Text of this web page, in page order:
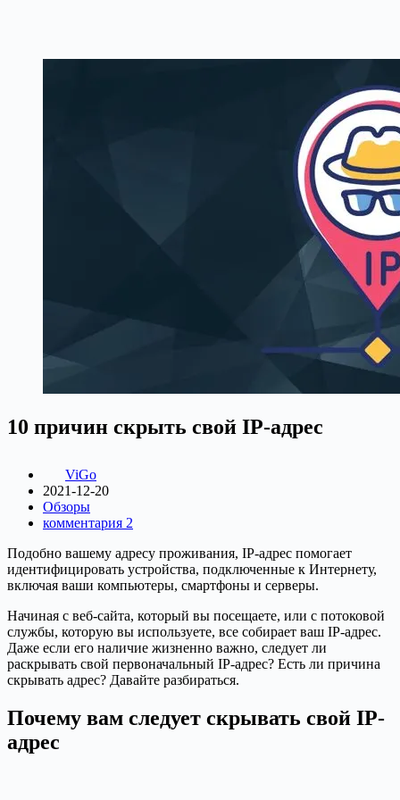
10 причин скрыть свой IP-адрес
ViGo
2021-12-20
Обзоры
комментария 2
Подобно вашему адресу проживания, IP-адрес помогает
идентифицировать устройства, подключенные к Интернету,
включая ваши компьютеры, смартфоны и серверы.
Начиная с веб-сайта, который вы посещаете, или с потоковой
службы, которую вы используете, все собирает ваш IP-адрес.
Даже если его наличие жизненно важно, следует ли
раскрывать свой первоначальный IP-адрес? Есть ли причина
скрывать адрес? Давайте разбираться.
Почему вам следует скрывать свой IP-
адрес